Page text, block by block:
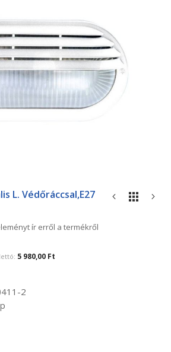
L. Védőráccsal,E27
ír erről a termékről
5 980,00 Ft
2